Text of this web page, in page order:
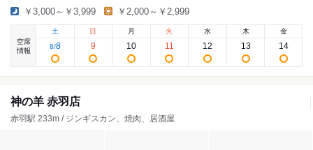
￥3,000～￥3,999 ￥2,000～￥2,999
空席
情報
土
8/8
日
9
月
10
火
11
水
12
木
13
金
14
神の羊 赤羽店
赤羽駅 233m / ジンギスカン、焼肉、居酒屋